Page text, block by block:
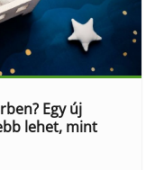
Egy új
lehet, mint